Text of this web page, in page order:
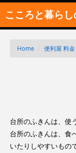
こころと暮ら
Home 便利屋 料
台所のふきんは、使
台所のふきんは、食
いたりしやすいもの